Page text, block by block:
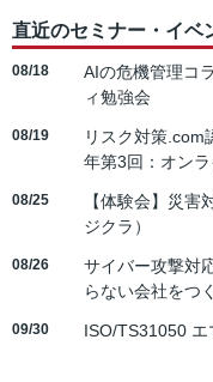
直近のセミナー・イベ
08/18
AIの危機管理コ
ィ勉強会
08/19
リスク対策.com
年第3回：オンラ
08/25
【体験会】災
ジクラ）
08/26
サイバー攻撃対
らない会社をつ
09/30 ISO/TS31050